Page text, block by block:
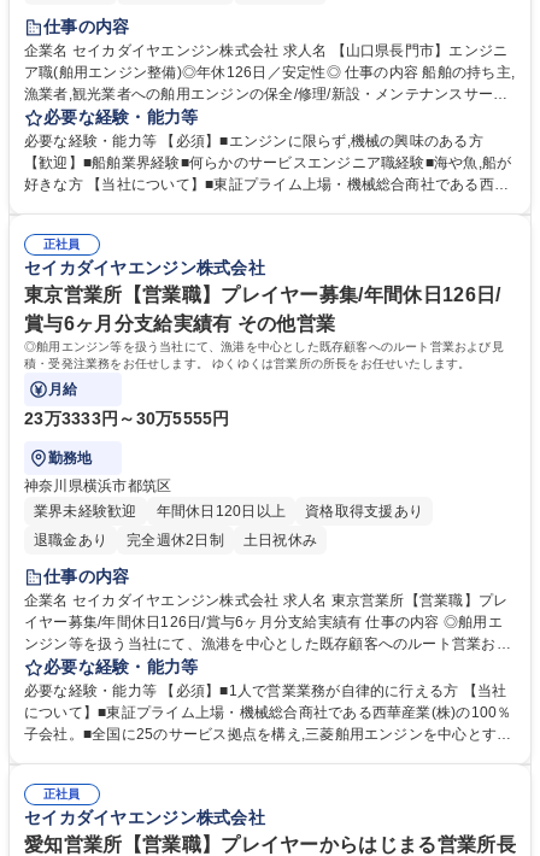
仕事の内容
企業名 セイカダイヤエンジン株式会社 求人名 【山口県長門市】エンジニ
ア職(舶用エンジン整備)◎年休126日／安定性◎ 仕事の内容 船舶の持ち主,
漁業者,観光業者への舶用エンジンの保全/修理/新設・メンテナンスサービ
ス業務をお任せします。 ■お客様である船主へ訪問・訪船して得た情報を
基に客先のニーズを調査し,エンジンの保全に必要な部品を用いて,補修工
事を行います。また船主のニーズ調査/報告書作成/代金回収等の業務もお
任せします。 ■1日で回る現場は1~3ヶ所程度で,移動時間は数時間です。
長門市】エンジニア職(舶用エンジン整備)◎年休126日／安定性◎
必要な経験・能力等
必要な経験・能力等 【必須】■エンジンに限らず,機械の興味のある方
【歓迎】■船舶業界経験■何らかのサービスエンジニア職経験■海や魚,船が
好きな方 【当社について】■東証プライム上場・機械総合商社である西華
守等のサービス事業/部品・舟艇・関連機器の販売事業を展開しています。
★20馬力～1000馬力の舶用エンジン分野で圧倒的な強さを誇り,国内シェ
アは第2位！■安定した経営基盤のもと,堅実な成長を続けています！ 学
歴・資格 学歴：大学院 大学 高専 短大 専修学校 高校 語学力： 資格：
正社員
セイカダイヤエンジン株式会社
東京営業所【営業職】プレイヤー募集/年間休日126日/
賞与6ヶ月分支給実績有 その他営業
◎舶用エンジン等を扱う当社にて、漁港を中心とした既存顧客へのルート営業および見
積・受発注業務をお任せします。 ゆくゆくは営業所の所長をお任せいたします。
月給
23万3333円～30万5555円
勤務地
神奈川県横浜市都筑区
業界未経験歓迎
年間休日120日以上
資格取得支援あり
退職金あり
完全週休2日制 土日祝休み
仕事の内容
企業名 セイカダイヤエンジン株式会社 求人名 東京営業所【営業職】プレ
イヤー募集/年間休日126日/賞与6ヶ月分支給実績有 仕事の内容 ◎舶用エ
ンジン等を扱う当社にて、漁港を中心とした既存顧客へのルート営業およ
び見積・受発注業務をお任せします。 ゆくゆくは営業所の所長をお任せい
たします。 【具体的には】 ■漁港の漁師を中心とした既存顧客を社有車で
巡回し、船舶全体に関するニーズをヒアリングの上、幅広い提案を行いま
す。一部新規開拓もありますが、紹介による営業が中心です。見積書・注
当社業務全般】 募集職種 東京営業所【営業職】プレイヤー募集/年間休日
126日/賞与6ヶ月分支給実績有
必要な経験・能力等
必要な経験・能力等 【必須】■1人で営業業務が自律的に行える方 【当社
について】■東証プライム上場・機械総合商社である西華産業(株)の100％
子会社。■全国に25のサービス拠点を構え,三菱舶用エンジンを中心とする
馬力の舶用エンジン分野で圧倒的な強さを誇り,国内シェアは第2位！■安
定した経営基盤のもと,堅実な成長を続けています！ 学歴・資格 学歴：大
学院 大学 高専 短大 専修学校 高校 語学力： 資格：
正社員
セイカダイヤエンジン株式会社
愛知営業所【営業職】プレイヤーからはじまる営業所長